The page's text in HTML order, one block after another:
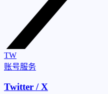
TW
账号服务
Twitter / X